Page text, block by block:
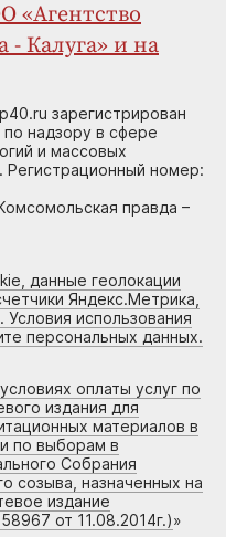
«Агентство
- Калуга» и на
зарегистрирован
надзору в сфере
и массовых
Регистрационный номер:
правда –
данные геолокации
Яндекс.Метрика,
использования
персональных данных.
оплаты услуг по
издания для
материалов в
по выборам в
Собрания
созыва, назначенных на
издание
от 11.08.2014г.)»